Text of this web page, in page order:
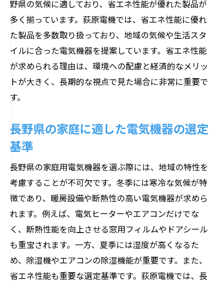
長野県ならではの電気機器トレンド
消費者の声から見る人気製品の特長
長野県の気候に最適な電気機器の選び方のポ
イント
寒冷地向けの暖房機器の選び方
四季を通じて使える多機能電気機器
気候に合わせた省エネ機能の活用
長野県で電気機器を選ぶ際の重要な考慮点
価格と性能のバランス
アフターサービスの充実度
製品保証とその期間
ユーザー評価と口コミの確認
設置場所の制約とその対策
野県の気候に適しており、省エネ性能が優れた製品が
多く揃っています。荻原電機では、省エネ性能に優れ
た製品を多数取り扱っており、地域の気候や生活スタ
イルに合った電気機器を提案しています。省エネ性能
が求められる理由は、環境への配慮と経済的なメリッ
トが大きく、長期的な視点で見た場合に非常に重要で
す。
長野県の家庭に適した電気機器の選定
基準
長野県の家庭用電気機器を選ぶ際には、地域の特性を
考慮することが不可欠です。冬季には寒冷な気候が特
徴であり、暖房設備や断熱性の高い電気機器が求めら
れます。例えば、電気ヒーターやエアコンだけでな
く、断熱性能を向上させる窓用フィルムやドアシール
も重宝されます。一方、夏季には湿度が高くなるた
め、除湿機やエアコンの除湿機能が重要です。また、
省エネ性能も重要な選定基準です。荻原電機では、長